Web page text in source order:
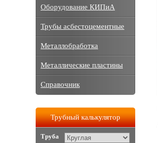
Оборудование КИПиА
Трубы асбестоцементные
Металлобработка
Металлические пластины
Справочник
Трубный калькулятор
Труба